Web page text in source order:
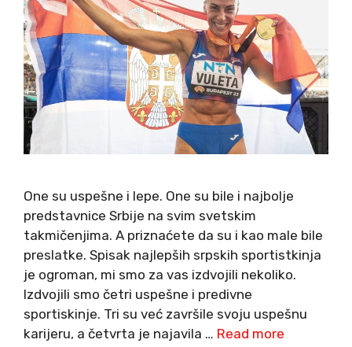
One su uspešne i lepe. One su bile i najbolje
predstavnice Srbije na svim svetskim
takmičenjima. A priznaćete da su i kao male bile
preslatke. Spisak najlepših srpskih sportistkinja
je ogroman, mi smo za vas izdvojili nekoliko.
Izdvojili smo četri uspešne i predivne
sportiskinje. Tri su već završile svoju uspešnu
karijeru, a četvrta je najavila … Read more